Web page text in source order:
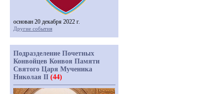
основан 20 декабря 2022 г.
Другие события
Подразделение Почетных
Конвойцев Конвоя Памяти
Святого Царя Мученика
Николая II (44)